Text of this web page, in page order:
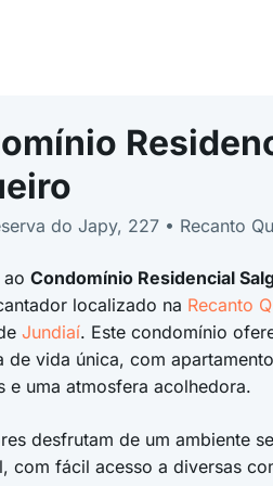
do Japy, 227 • Recanto
Condomínio Residencial
localizado na Recanto
Jundiaí. Este condomínio
de vida única, com
e uma atmosfera acolhedora.
desfrutam de um ambiente
com fácil acesso a diversas